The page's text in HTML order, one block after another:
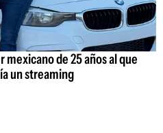
de 25 años al que
un streaming